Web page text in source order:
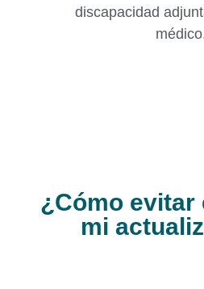
discapacidad
¿Cómo evitar
mi